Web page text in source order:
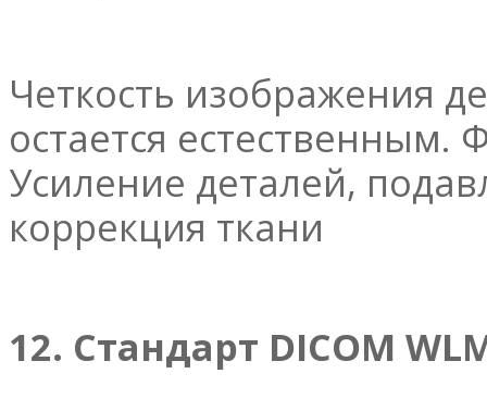
Четкость изображения
остается естественным.
Усиление деталей,
коррекция ткани
12. Стандарт DICOM